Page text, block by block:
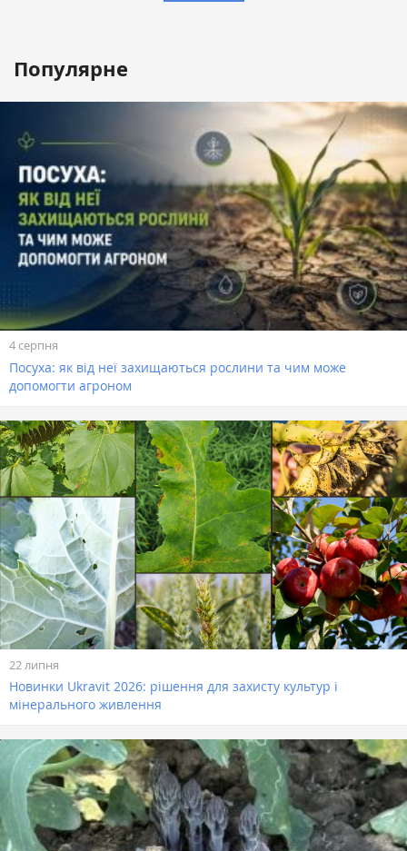
Популярне
4 серпня
Посуха: як від неї захищаються рослини та чим може
допомогти агроном
22 липня
Новинки Ukravit 2026: рішення для захисту культур і
мінерального живлення